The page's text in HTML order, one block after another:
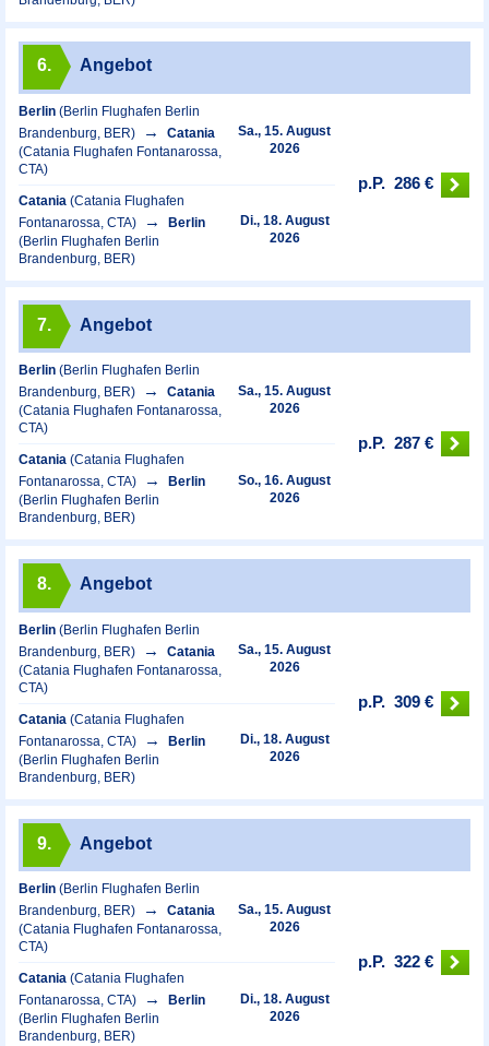
6. Angebot
Berlin (Berlin Flughafen Berlin
Brandenburg, BER)
Catania
(Catania Flughafen Fontanarossa,
CTA)
Sa., 15. August
2026
Catania (Catania Flughafen
Fontanarossa, CTA)
Berlin
(Berlin Flughafen Berlin
Brandenburg, BER)
Di., 18. August
2026
p.P. 286 €
7. Angebot
Berlin (Berlin Flughafen Berlin
Brandenburg, BER)
Catania
(Catania Flughafen Fontanarossa,
CTA)
Sa., 15. August
2026
Catania (Catania Flughafen
Fontanarossa, CTA)
Berlin
(Berlin Flughafen Berlin
Brandenburg, BER)
So., 16. August
2026
p.P. 287 €
8. Angebot
Berlin (Berlin Flughafen Berlin
Brandenburg, BER)
Catania
(Catania Flughafen Fontanarossa,
CTA)
Sa., 15. August
2026
Catania (Catania Flughafen
Fontanarossa, CTA)
Berlin
(Berlin Flughafen Berlin
Brandenburg, BER)
Di., 18. August
2026
p.P. 309 €
9. Angebot
Berlin (Berlin Flughafen Berlin
Brandenburg, BER)
Catania
(Catania Flughafen Fontanarossa,
CTA)
Sa., 15. August
2026
Catania (Catania Flughafen
Fontanarossa, CTA)
Berlin
(Berlin Flughafen Berlin
Brandenburg, BER)
Di., 18. August
2026
p.P. 322 €